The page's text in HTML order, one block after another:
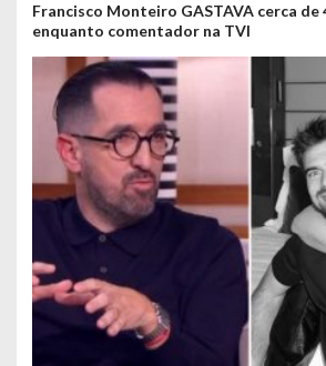
Francisco Monteiro GASTAVA cerca de
enquanto comentador na TVI